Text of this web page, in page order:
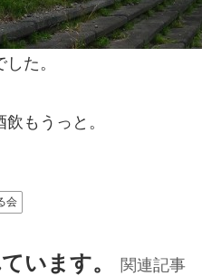
た。
もうっと。
会
います。 関連記事